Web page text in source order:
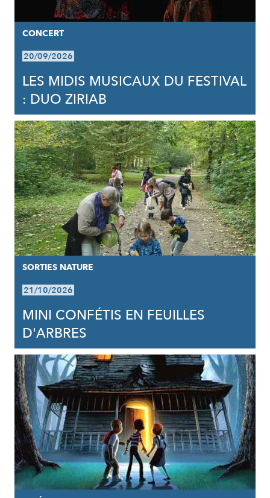
CONCERT
20/09/2026
LES MIDIS MUSICAUX DU FESTIVAL
: DUO ZIRIAB
SORTIES NATURE
21/10/2026
MINI CONFÉTIS EN FEUILLES
D'ARBRES